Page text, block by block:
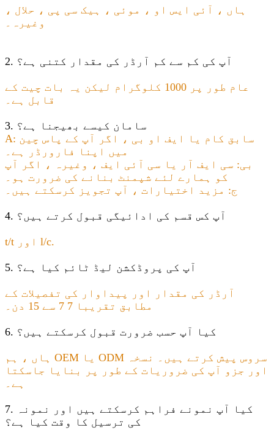
ہاں ، آئی ایس او ، موئی ، ہیک سی پی ، حلال ،
وغیرہ۔
2. آپ کی کم سے کم آرڈر کی مقدار کتنی ہے؟
عام طور پر 1000 کلوگرام لیکن یہ بات چیت کے
قابل ہے۔
3. سامان کیسے بھیجنا ہے؟
A: سابق کام یا ایف او بی ، اگر آپ کے پاس چین
میں اپنا فارورڈر ہے۔
بی: سی ایف آر یا سی آئی ایف ، وغیرہ ، اگر آپ
کو ہمارے لئے شپمنٹ بنانے کی ضرورت ہو۔
ج: مزید اختیارات ، آپ تجویز کرسکتے ہیں۔
4. آپ کس قسم کی ادائیگی قبول کرتے ہیں؟
t/t اور l/c.
5. آپ کی پروڈکشن لیڈ ٹائم کیا ہے؟
آرڈر کی مقدار اور پیداوار کی تفصیلات کے
مطابق تقریبا 7 7 سے 15 دن۔
6. کیا آپ حسب ضرورت قبول کرسکتے ہیں؟
ہاں ، ہم OEM یا ODM سروس پیش کرتے ہیں۔ نسخہ
اور جزو آپ کی ضروریات کے طور پر بنایا جاسکتا
ہے۔
7. کیا آپ نمونے فراہم کرسکتے ہیں اور نمونہ
کی ترسیل کا وقت کیا ہے؟